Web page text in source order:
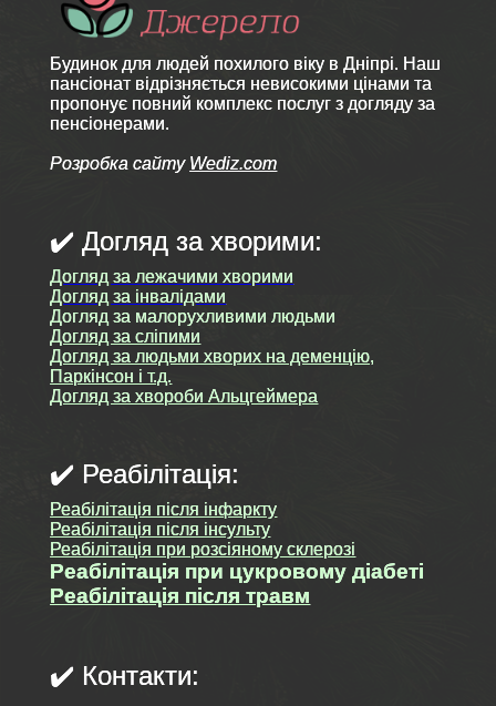
Будинок для людей похилого віку в Дніпрі. Наш
пансіонат відрізняється невисокими цінами та
пропонує повний комплекс послуг з догляду за
пенсіонерами.
Розробка сайту Wediz.com
✔️ Догляд за хворими:
Догляд за лежачими хворими
Догляд за інвалідами
Догляд за малорухливими людьми
Догляд за сліпими
Догляд за людьми хворих на деменцію,
Паркінсон і т.д.
Догляд за хвороби Альцгеймера
✔️ Реабілітація:
Реабілітація після інфаркту
Реабілітація після інсульту
Реабілітація при розсіяному склерозі
Реабілітація при цукровому діабеті
Реабілітація після травм
✔️ Контакти: